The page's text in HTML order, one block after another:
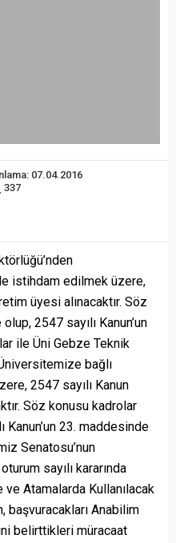
07.04.2016
337
istihdam edilmek üzere,
üyesi alınacaktır. Söz
2547 sayılı Kanun’un
ile Üni Gebze Teknik
bağlı
2547 sayılı Kanun
Söz konusu kadrolar
Kanun’un 23. maddesinde
Senatosu’nun
sayılı kararında
Atamalarda Kullanılacak
başvuracakları Anabilim
belirttikleri müracaat